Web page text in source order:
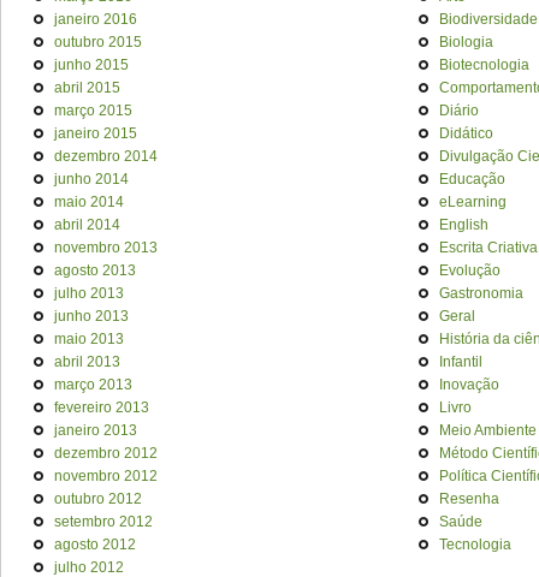
janeiro 2016
outubro 2015
junho 2015
abril 2015
março 2015
janeiro 2015
dezembro 2014
junho 2014
maio 2014
abril 2014
novembro 2013
agosto 2013
julho 2013
junho 2013
maio 2013
abril 2013
março 2013
fevereiro 2013
janeiro 2013
dezembro 2012
novembro 2012
outubro 2012
setembro 2012
agosto 2012
julho 2012
Biodiversidade
Biologia
Biotecnologia
Diário
Didático
Divulgação
Educação
eLearning
English
Escrita Criativa
Evolução
Gastronomia
Geral
História da
Infantil
Inovação
Livro
Meio Ambiente
Método
Política
Resenha
Saúde
Tecnologia